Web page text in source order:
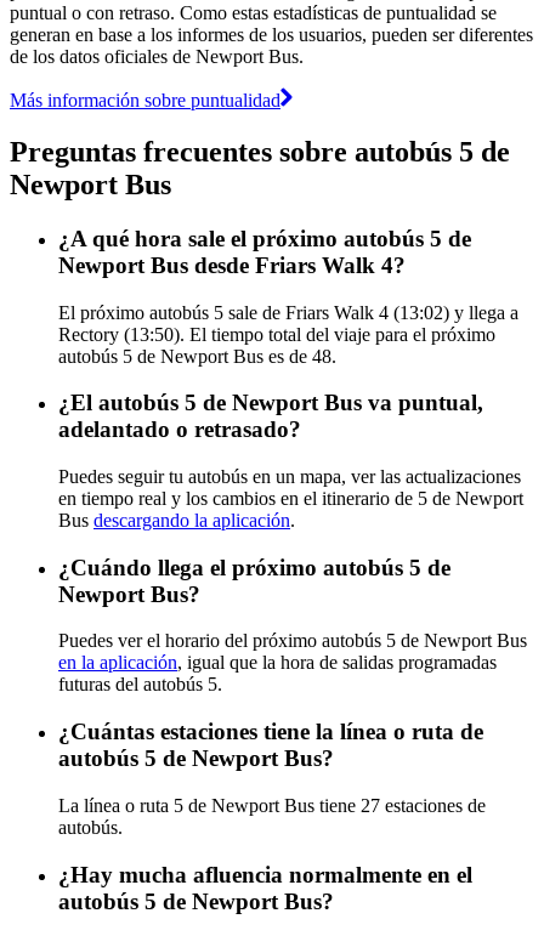
puntual o con retraso. Como estas estadísticas de puntualidad se
generan en base a los informes de los usuarios, pueden ser diferentes
de los datos oficiales de Newport Bus.
Más información sobre puntualidad
Preguntas frecuentes sobre autobús 5 de
Newport Bus
¿A qué hora sale el próximo autobús 5 de
Newport Bus desde Friars Walk 4?
El próximo autobús 5 sale de Friars Walk 4 (13:02) y llega a
Rectory (13:50). El tiempo total del viaje para el próximo
autobús 5 de Newport Bus es de 48.
¿El autobús 5 de Newport Bus va puntual,
adelantado o retrasado?
Puedes seguir tu autobús en un mapa, ver las actualizaciones
en tiempo real y los cambios en el itinerario de 5 de Newport
Bus descargando la aplicación.
¿Cuándo llega el próximo autobús 5 de
Newport Bus?
Puedes ver el horario del próximo autobús 5 de Newport Bus
en la aplicación, igual que la hora de salidas programadas
futuras del autobús 5.
¿Cuántas estaciones tiene la línea o ruta de
autobús 5 de Newport Bus?
La línea o ruta 5 de Newport Bus tiene 27 estaciones de
autobús.
¿Hay mucha afluencia normalmente en el
autobús 5 de Newport Bus?